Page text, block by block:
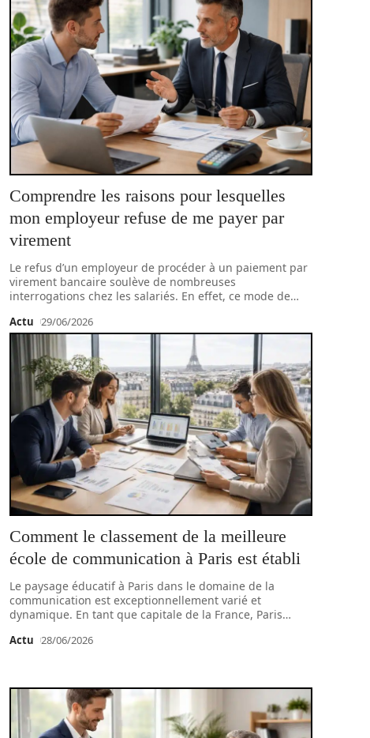
Comprendre les raisons pour lesquelles
mon employeur refuse de me payer par
virement
Le refus d’un employeur de procéder à un paiement par
virement bancaire soulève de nombreuses
interrogations chez les salariés. En effet, ce mode de…
Actu 29/06/2026
Comment le classement de la meilleure
école de communication à Paris est établi
Le paysage éducatif à Paris dans le domaine de la
communication est exceptionnellement varié et
dynamique. En tant que capitale de la France, Paris…
Actu 28/06/2026